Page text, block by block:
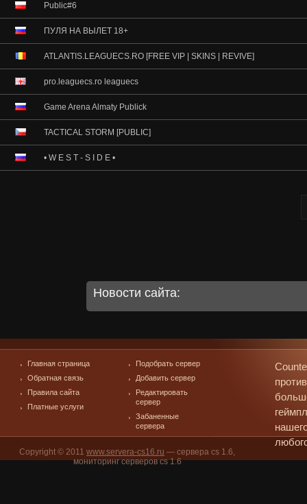
Public#6
ПУЛЯ НА ВЫЛЕТ 18+
ATLANTIS.LEAGUECS.RO [FREE VIP | SKINS | REVIVE]
pro.leaguecs.ro leaguecs
Game Arena Almaty Publick
TACTICAL STORM [PUBLIC]
• W E S T - S I D E •
Новости сайта:
Главная страница
Обратная связь
Правила сайта
Платные услуги
Подобрать сервер
Добавить сервер
Редактировать
сервер
Забаненные
сервера
Copyright © 2011 www.servera-cs16.ru — сервера cs 1.6,
мониторинг серверов cs 1.6